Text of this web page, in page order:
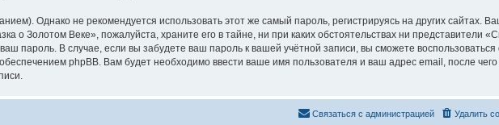
Однако не рекомендуется использовать этот же самый пароль, регистрируясь на других сайтах.
о Золотом Веке», пожалуйста, храните его в тайне, ни при каких обстоятельствах ни представители
пароль. В случае, если вы забудете ваш пароль к вашей учётной записи, вы сможете
phpBB. Вам будет необходимо ввести ваше имя пользователя и ваш адрес email, после
Удалить
Связаться с администрацией